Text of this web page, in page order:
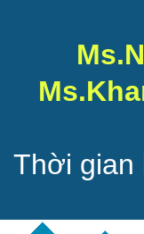
Thời gian